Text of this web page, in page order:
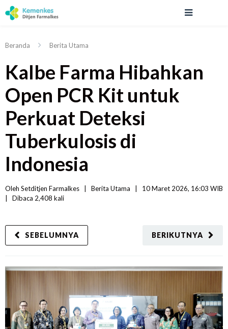
Beranda Berita Utama
Kalbe Farma Hibahkan
Open PCR Kit untuk
Perkuat Deteksi
Tuberkulosis di
Indonesia
Oleh Setditjen Farmalkes Berita Utama
Dibaca 2,408 kali
BERIKUTNYA
SEBELUMNYA